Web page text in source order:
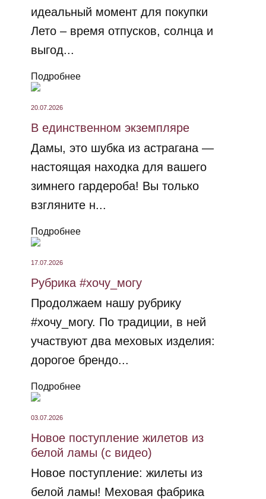
идеальный момент для покупки
Лето – время отпусков, солнца и
выгод...
Подробнее
20.07.2026
В единственном экземпляре
Дамы, это шубка из астрагана —
настоящая находка для вашего
зимнего гардероба! Вы только
взгляните н...
Подробнее
17.07.2026
Рубрика #хочу_могу
Продолжаем нашу рубрику
#хочу_могу. По традиции, в ней
участвуют два меховых изделия:
дорогое брендо...
Подробнее
03.07.2026
Новое поступление жилетов из
белой ламы (с видео)
Новое поступление: жилеты из
белой ламы! Меховая фабрика